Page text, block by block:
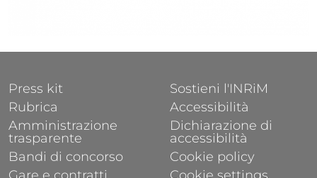
FOOTER 1
Press kit
Rubrica
Amministrazione
trasparente
Bandi di concorso
FOOTER 2
Sostieni l'INRiM
Accessibilità
Dichiarazione di
accessibilità
Cookie policy